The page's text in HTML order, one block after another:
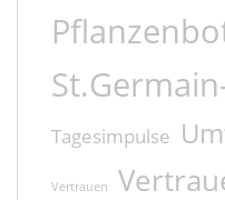
Tagesimpulse
Vertrauen